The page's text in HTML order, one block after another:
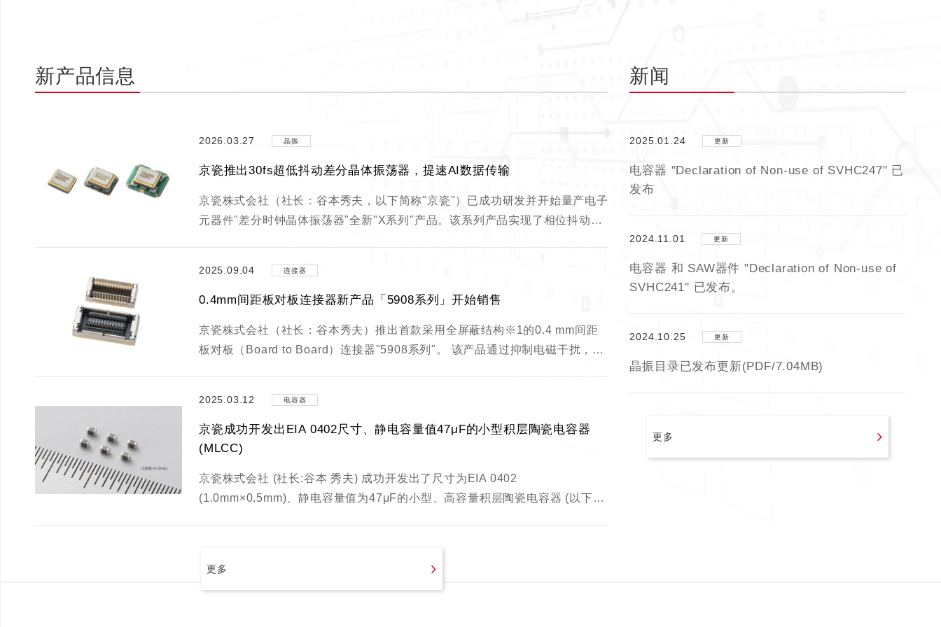
新产品信息
2026.03.27 晶振
京瓷推出30fs超低抖动差分晶体振荡器，提速AI数据传输
京瓷株式会社（社长：谷本秀夫，以下简称"京瓷"）已成功研发并开始量产电子
元器件"差分时钟晶体振荡器"全新"X系列"产品。该系列产品实现了相位抖动…
2025.09.04 连接器
0.4mm间距板对板连接器新产品「5908系列」开始销售
京瓷株式会社（社长：谷本秀夫）推出首款采用全屏蔽结构※1的0.4 mm间距
板对板（Board to Board）连接器"5908系列"。 该产品通过抑制电磁干扰，…
2025.03.12 电容器
京瓷成功开发出EIA 0402尺寸、静电容量值47μF的小型积层陶瓷电容器
(MLCC)
京瓷株式会社 (社长:谷本 秀夫) 成功开发出了尺寸为EIA 0402
(1.0mm×0.5mm)、静电容量值为47μF的小型、高容量积层陶瓷电容器 (以下…
更多
新闻
2025.01.24 更新
电容器 "Declaration of Non-use of SVHC247" 已
发布
2024.11.01 更新
电容器 和 SAW器件 "Declaration of Non-use of
SVHC241" 已发布。
2024.10.25 更新
晶振目录已发布更新(PDF/7.04MB)
更多